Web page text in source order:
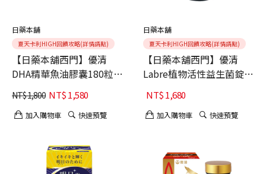
日藥本舖
夏天卡利HIGH回饋攻略(詳情請點)
【日藥本舖西門】優清
DHA精華魚油膠囊180粒
買六送一 $1580
NT$1,800 NT$1,580
加入購物車 快速預覽
日藥本舖
夏天卡利HIGH回饋攻略(詳情請點)
【日藥本舖西門】優清
Labre植物活性益生菌錠
550粒 $1680
NT$1,680
加入購物車 快速預覽